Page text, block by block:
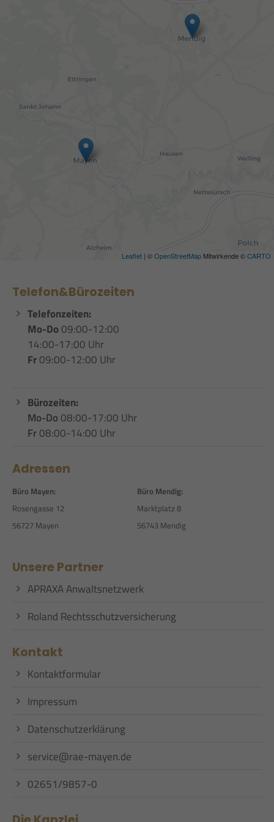
Leaflet | ©OpenStreetMap Mitwirkende ©CARTO
Telefon&Bürozeiten
Telefonzeiten:
Mo-Do 09:00-12:00
14:00-17:00 Uhr
Fr 09:00-12:00 Uhr
Bürozeiten:
Mo-Do 08:00-17:00 Uhr
Fr 08:00-14:00 Uhr
Adressen
Büro Mayen:
Rosengasse 12
56727 Mayen
Büro Mendig:
Marktplatz 8
56743 Mendig
Unsere Partner
APRAXA Anwaltsnetzwerk
Roland Rechtsschutzversicherung
Kontakt
Kontaktformular
Impressum
Datenschutzerklärung
service@rae-mayen.de
02651/9857-0